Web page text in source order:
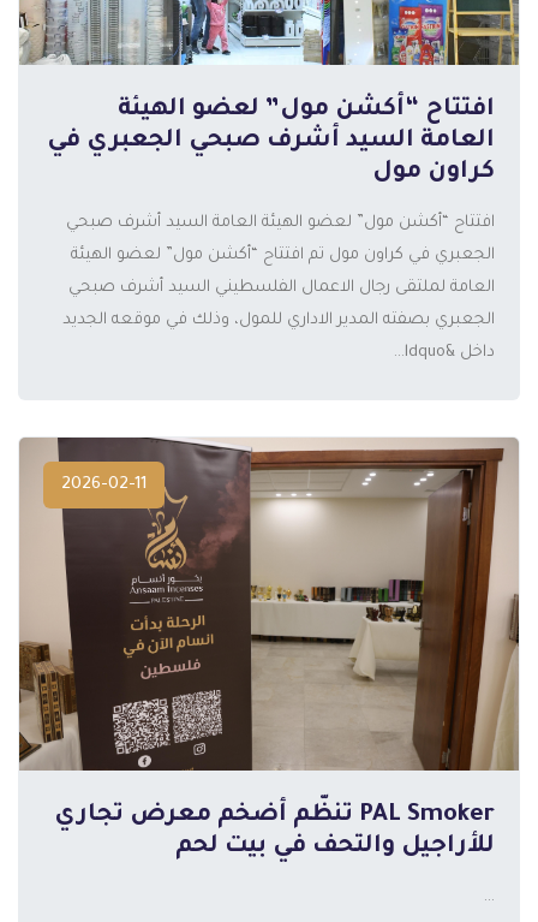
افتتاح “أكشن مول” لعضو الهيئة
العامة السيد أشرف صبحي الجعبري في
كراون مول
افتتاح “أكشن مول” لعضو الهيئة العامة السيد أشرف صبحي
الجعبري في كراون مول تم افتتاح “أكشن مول” لعضو الهيئة
العامة لملتقى رجال الاعمال الفلسطيني السيد أشرف صبحي
الجعبري بصفته المدير الاداري للمول، وذلك في موقعه الجديد
داخل &ldquo...
2026-02-11
المزيد
PAL Smoker تنظّم أضخم معرض تجاري
للأراجيل والتحف في بيت لحم
...